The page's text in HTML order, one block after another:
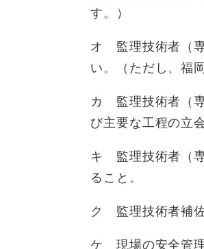
す。）
オ 監理技術者（
い。（ただし、福
カ 監理技術者（
び主要な工程の立
キ 監理技術者（
ること。
ク 監理技術者補佐
ケ 現場の安全管